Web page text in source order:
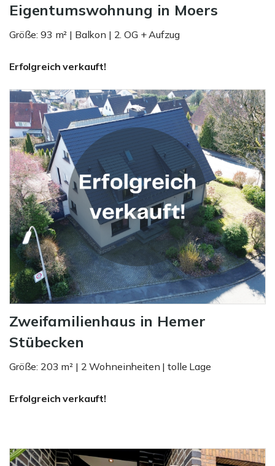
Eigentumswohnung in Moers
Größe: 93 m² | Balkon | 2. OG + Aufzug
Erfolgreich verkauft!
Zweifamilienhaus in Hemer
Stübecken
Größe: 203 m² | 2 Wohneinheiten | tolle Lage
Erfolgreich verkauft!